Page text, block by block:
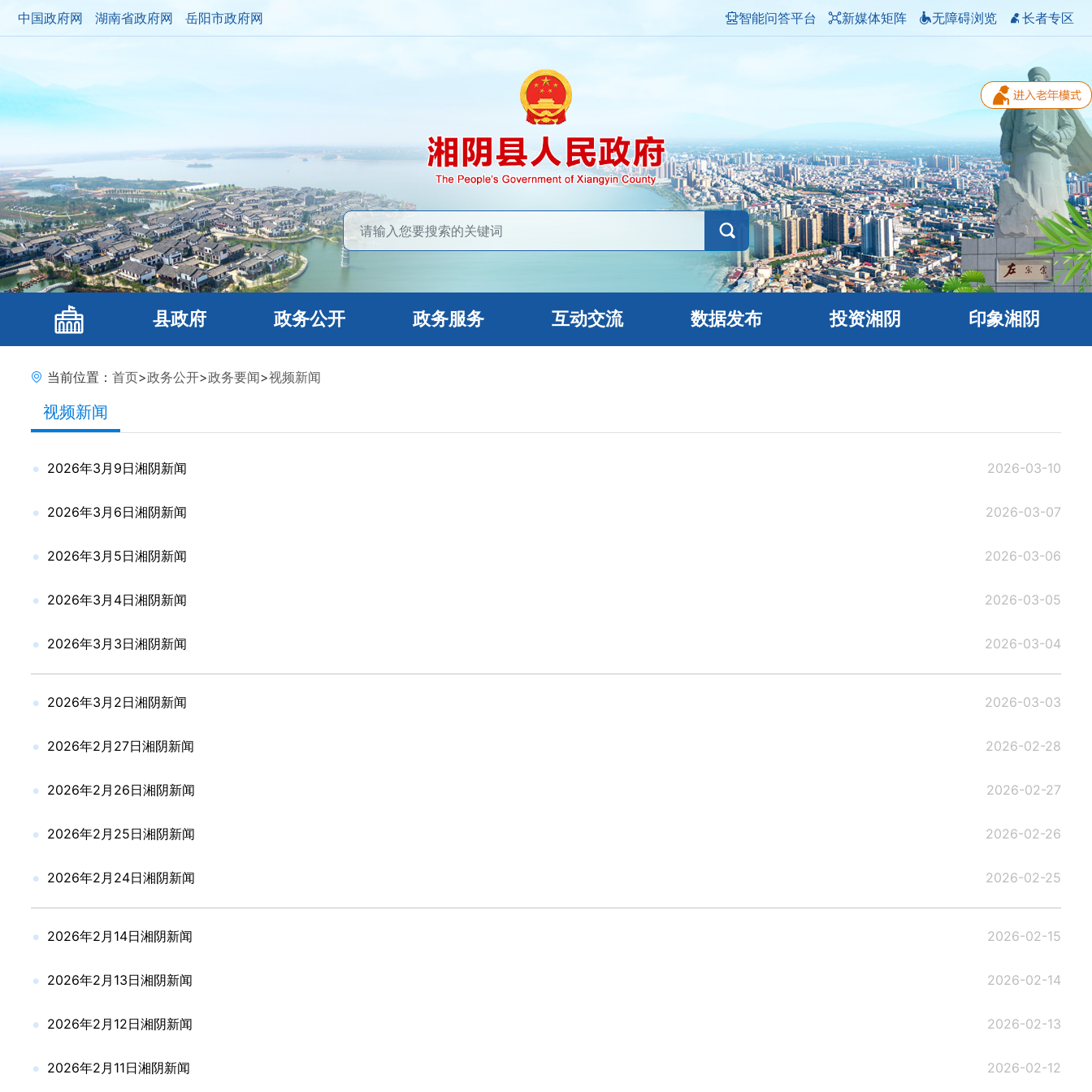
中国政府网 湖南省政府网 岳阳市政府网 智能问答平台 新媒体矩阵 无障碍浏览 长者专区
县政府 政务公开 政务服务 互动交流 数据发布 投资湘阴 印象湘阴
当前位置： 首页>政务公开>政务要闻>视频新闻
视频新闻
2026年3月9日湘阴新闻 2026-03-10
2026年3月6日湘阴新闻 2026-03-07
2026年3月5日湘阴新闻 2026-03-06
2026年3月4日湘阴新闻 2026-03-05
2026年3月3日湘阴新闻 2026-03-04
2026年3月2日湘阴新闻 2026-03-03
2026年2月27日湘阴新闻 2026-02-28
2026年2月26日湘阴新闻 2026-02-27
2026年2月25日湘阴新闻 2026-02-26
2026年2月24日湘阴新闻 2026-02-25
2026年2月14日湘阴新闻 2026-02-15
2026年2月13日湘阴新闻 2026-02-14
2026年2月12日湘阴新闻 2026-02-13
2026年2月11日湘阴新闻 2026-02-12